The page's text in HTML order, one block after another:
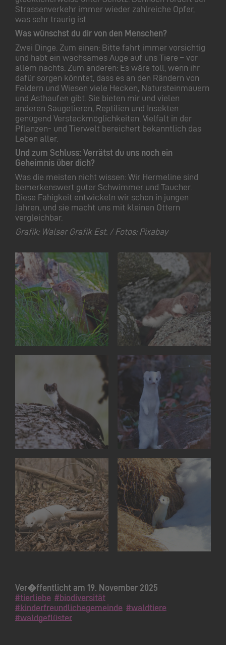
Strassenverkehr immer wieder zahlreiche Opfer,
was sehr traurig ist.
Was wünschst du dir von den Menschen?
Zwei Dinge. Zum einen: Bitte fahrt immer vorsichtig
und habt ein wachsames Auge auf uns Tiere – vor
allem nachts. Zum anderen: Es wäre toll, wenn ihr
dafür sorgen könntet, dass es an den Rändern von
Feldern und Wiesen viele Hecken, Natursteinmauern
und Asthaufen gibt. Sie bieten mir und vielen
anderen Säugetieren, Reptilien und Insekten
genügend Versteckmöglichkeiten. Vielfalt in der
Pflanzen- und Tierwelt bereichert bekanntlich das
Leben aller.
Und zum Schluss: Verrätst du uns noch ein
Geheimnis über dich?
Was die meisten nicht wissen: Wir Hermeline sind
bemerkenswert guter Schwimmer und Taucher.
Diese Fähigkeit entwickeln wir schon in jungen
Jahren, und sie macht uns mit kleinen Ottern
vergleichbar.
Grafik: Walser Grafik Est. / Fotos: Pixabay
Ver�ffentlicht am 19. November 2025
#tierliebe #biodiversität
#kinderfreundlichegemeinde #waldtiere
#waldgeflüster